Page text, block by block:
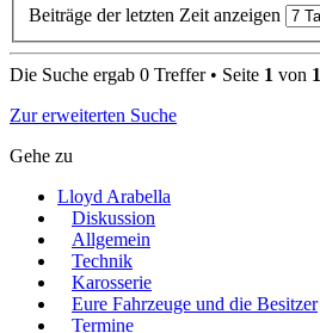
Beiträge der letzten Zeit anzeigen
Die Suche ergab 0 Treffer • Seite 1 von 1
Zur erweiterten Suche
Gehe zu
Lloyd Arabella
Diskussion
Allgemein
Technik
Karosserie
Eure Fahrzeuge und die Besitzer
Termine